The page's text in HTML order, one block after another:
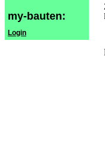
my-bauten:
Login